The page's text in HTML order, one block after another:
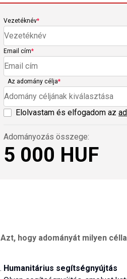
Vezetéknév*
Email cím*
Az adomány célja*
Adomány céljának kiválasztása
Elolvastam és elfogadom az
Adományozás összege:
5 000 HUF
Azt, hogy adományát milyen
Humanitárius segítségnyújtás